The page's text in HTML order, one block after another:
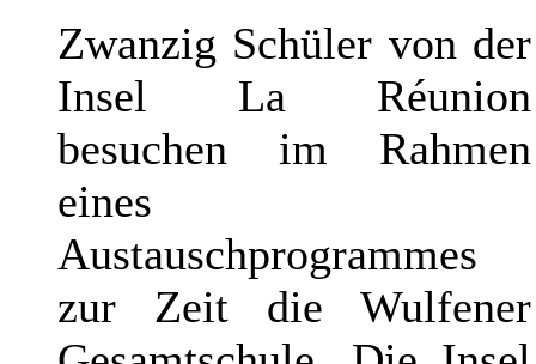
Zwanzig Schüler von der
Insel La Réunion
besuchen im Rahmen
eines
Austauschprogrammes
zur Zeit die Wulfener